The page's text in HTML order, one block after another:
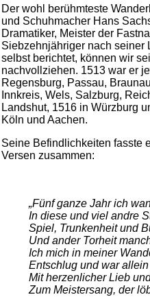
Der wohl berühmteste
und Schuhmacher Hans
Dramatiker, Meister der
Siebzehnjähriger nach seiner
selbst berichtet, können wir
nachvollziehen. 1513 war er
Regensburg, Passau,
Innkreis, Wels, Salzburg,
Landshut, 1516 in Würzburg
Köln und Aachen.
Seine Befindlichkeiten fasste
Versen zusammen:
„Fünf ganze Jahr ich
In diese und viel andre
Spiel, Trunkenheit und
Und ander Torheit
Ich mich in meiner
Entschlug und war
Mit herzenlicher Lieb
Zum Meistersang, der